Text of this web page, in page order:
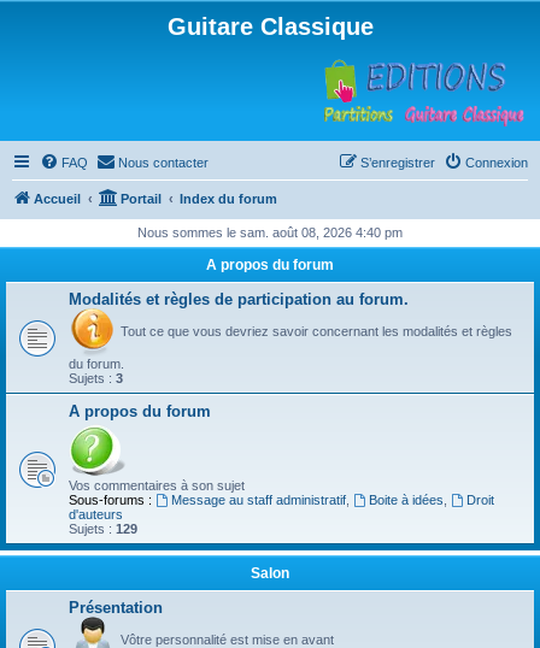
Guitare Classique
FAQ Nous contacter Connexion
S’enregistrer
Accueil Portail Index du forum
Nous sommes le sam. août 08, 2026 4:40 pm
A propos du forum
Modalités et règles de participation au forum.
Tout ce que vous devriez savoir concernant les modalités et règles
du forum.
Sujets : 3
A propos du forum
Vos commentaires à son sujet
Sous-forums :
Message au staff administratif, Boite à idées
Droit
d'auteurs
Sujets : 129
Salon
Présentation
Vôtre personnalité est mise en avant